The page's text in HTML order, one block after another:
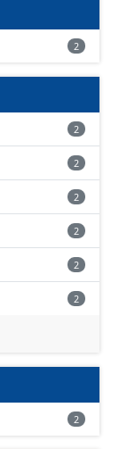
2
2
2
2
2
2
2
2